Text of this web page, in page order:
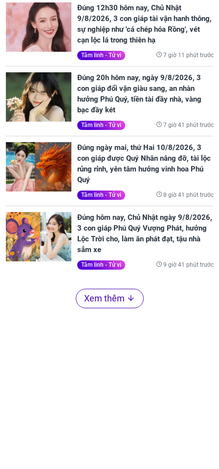
Đúng 12h30 hôm nay, Chủ Nhật
9/8/2026, 3 con giáp tài vận hanh thông,
sự nghiệp như 'cá chép hóa Rồng', vét
cạn lộc lá trong thiên hạ
Tâm linh - Tử vi 7 giờ 11 phút trước
Đúng 20h hôm nay, ngày 9/8/2026, 3
con giáp đổi vận giàu sang, an nhàn
hưởng Phú Quý, tiền tài đầy nhà, vàng
bạc đầy két
Tâm linh - Tử vi 7 giờ 41 phút trước
Đúng ngày mai, thứ Hai 10/8/2026, 3
con giáp được Quý Nhân nâng đỡ, tài lộc
rủng rỉnh, yên tâm hưởng vinh hoa Phú
Quý
Tâm linh - Tử vi 8 giờ 41 phút trước
Đúng hôm nay, Chủ Nhật ngày 9/8/2026,
3 con giáp Phú Quý Vượng Phát, hưởng
Lộc Trời cho, làm ăn phát đạt, tậu nhà
sắm xe
Tâm linh - Tử vi 9 giờ 41 phút trước
Xem thêm